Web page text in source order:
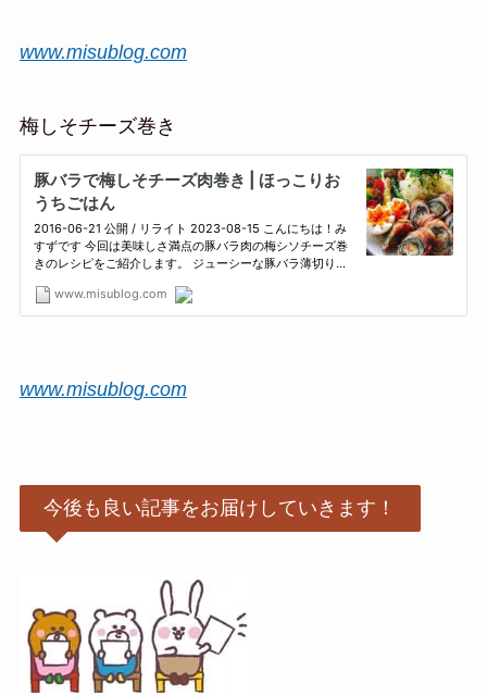
www.misublog.com
梅しそチーズ巻き
www.misublog.com
今後も良い記事をお届けしていきます！